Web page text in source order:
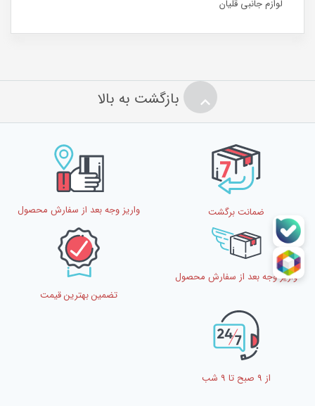
لوازم جانبی قلیان
بازگشت به بالا
ضمانت برگشت واریز وجه بعد از سفارش محصول
واریز وجه بعد از سفارش محصول
تضمین بهترین قیمت
از 9 صبح تا 9 شب